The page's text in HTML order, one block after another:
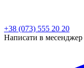
+38 (073) 555 20 20
Написати в месенджер